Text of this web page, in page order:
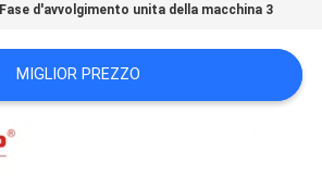
Fase d'avvolgimento unita della macchina 3
MIGLIOR PREZZO